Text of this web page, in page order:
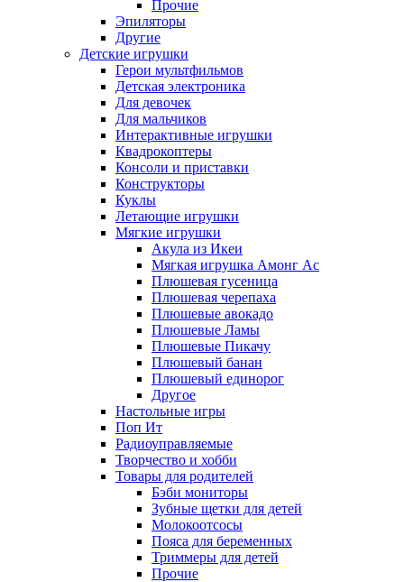
Прочие
Эпиляторы
Другие
Детские игрушки
Герои мультфильмов
Детская электроника
Для девочек
Для мальчиков
Интерактивные игрушки
Квадрокоптеры
Консоли и приставки
Конструкторы
Куклы
Летающие игрушки
Мягкие игрушки
Акула из Икеи
Мягкая игрушка Амонг Ас
Плюшевая гусеница
Плюшевая черепаха
Плюшевые авокадо
Плюшевые Ламы
Плюшевые Пикачу
Плюшевый банан
Плюшевый единорог
Другое
Настольные игры
Поп Ит
Радиоуправляемые
Творчество и хобби
Товары для родителей
Бэби мониторы
Зубные щетки для детей
Молокоотсосы
Пояса для беременных
Триммеры для детей
Прочие